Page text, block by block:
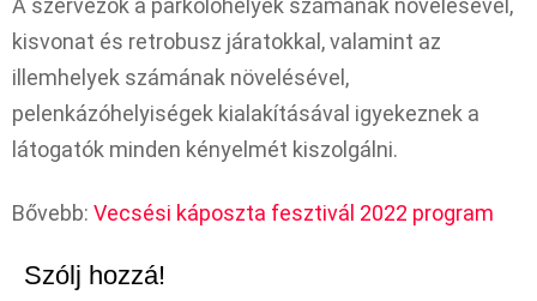
A szervezők a parkolóhelyek számának növelésével,
kisvonat és retrobusz járatokkal, valamint az
illemhelyek számának növelésével,
pelenkázóhelyiségek kialakításával igyekeznek a
látogatók minden kényelmét kiszolgálni.
Bővebb: Vecsési káposzta fesztivál 2022 program
Szólj hozzá!